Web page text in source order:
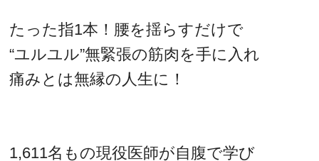
たった指1本！腰を揺らすだけで
“ユルユル”無緊張の筋肉を手に入れ
痛みとは無縁の人生に！
1,611名もの現役医師が自腹で学び